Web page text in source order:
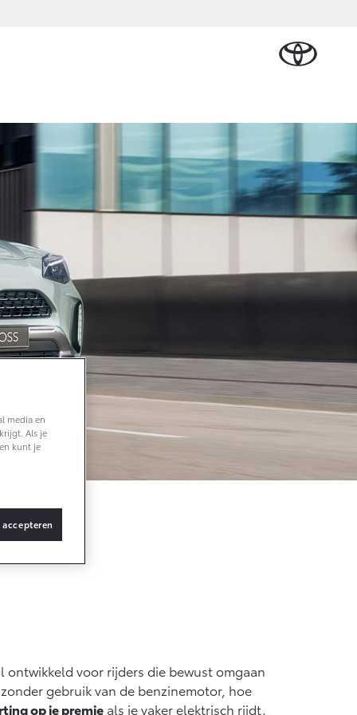
ELEKTRISCH
Vanaf € 32.995,-
Toyota C-HR
OOK ALS PLUG-IN
HYBRIDE
bZ4X Touring
BATTERIJ-
Vanaf € 48.995,-
Vraag een brochure aan
Bekijk de verwachte
modellen
Accessoires
Werkplaatsafspraak
maken
Contact en
Route
Thuislaadpakketten
Energie en slim
Lease
Bedrijfswagens
op maat
Financieren of
leasen
Vraag een
brochure
aan
ontwikkeld voor rijders die bewust omgaan
gebruik van de benzinemotor, hoe
op je premie als je vaker elektrisch rijdt.
media en
Als je
kunt je